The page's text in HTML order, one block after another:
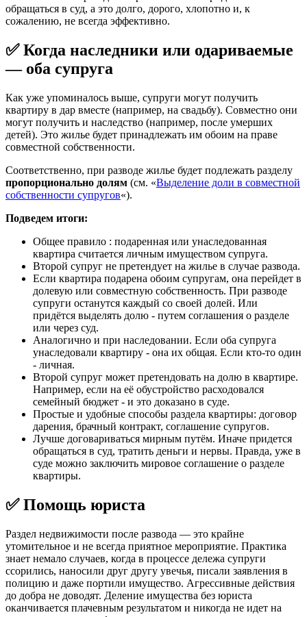
обращаться в суд, а это долго, дорого, хлопотно и, к
сожалению, не всегда эффективно.
✅ Когда наследники или одариваемые
— оба супруга
Как уже упоминалось выше, супруги могут получить
квартиру в дар вместе (например, на свадьбу). Совместно они
могут получить и наследство (например, после умерших
детей). Это жилье будет принадлежать им обоим на праве
совместной собственности.
Соответственно, при разводе жилье будет подлежать разделу
пропорционально долям (см. «Выделение доли в совместной
собственности супругов«).
Подведем итоги:
Общее правило : подаренная или унаследованная
квартира считается личным имуществом супруга.
Второй супруг не претендует на жилье в случае развода.
Если квартира подарена обоим супругам, она перейдет в
долевую или совместную собственность. При разводе
супруги останутся каждый со своей долей. Или
придётся выделять долю - путем соглашения о разделе
или через суд.
Аналогично и при наследовании. Если оба супруга
унаследовали квартиру - она их общая. Если кто-то один
- личная.
Второй супруг может претендовать на долю в квартире.
Например, если на её обустройство расходовался
семейный бюджет - и это доказано в суде.
Простые и удобные способы раздела квартиры: договор
дарения, брачный контракт, соглашение супругов.
Лучше договариваться мирным путём. Иначе придется
обращаться в суд, тратить деньги и нервы. Правда, уже в
суде можно заключить мировое соглашение о разделе
квартиры.
✅ Помощь юриста
Раздел недвижимости после развода — это крайне
утомительное и не всегда приятное мероприятие. Практика
знает немало случаев, когда в процессе дележа супруги
ссорились, наносили друг другу увечья, писали заявления в
полицию и даже портили имущество. Агрессивные действия
до добра не доводят. Деление имущества без юриста
оканчивается плачевным результатом и никогда не идет на